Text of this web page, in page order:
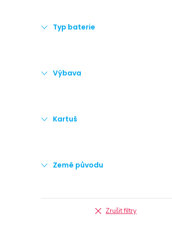
Typ baterie
Výbava
Kartuš
Země původu
Zrušit filtry